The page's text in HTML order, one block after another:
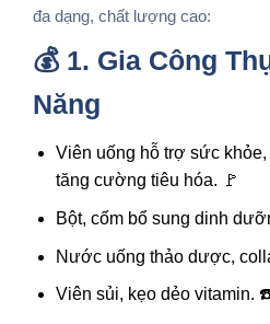
đa dạng, chất lượng cao:
💰 1. Gia Công
Năng
Viên uống hỗ trợ sức
tăng cường tiêu hóa. 🚩
Bột, cốm bổ sung dinh
Nước uống thảo dược,
Viên sủi, kẹo dẻo vitamin.